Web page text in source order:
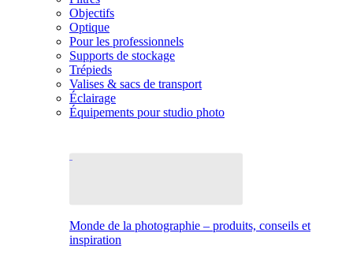
Objectifs
Optique
Pour les professionnels
Supports de stockage
Trépieds
Valises & sacs de transport
Éclairage
Équipements pour studio photo
Monde de la photographie – produits, conseils et
inspiration